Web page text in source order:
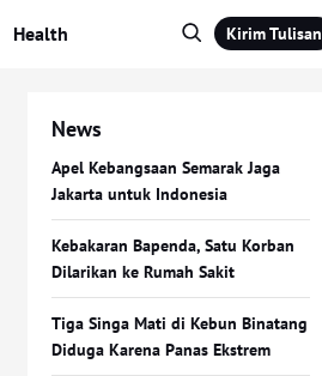
Health Kirim Tulisan
News
Apel Kebangsaan Semarak Jaga
Jakarta untuk Indonesia
Kebakaran Bapenda, Satu Korban
Dilarikan ke Rumah Sakit
Tiga Singa Mati di Kebun Binatang
Diduga Karena Panas Ekstrem